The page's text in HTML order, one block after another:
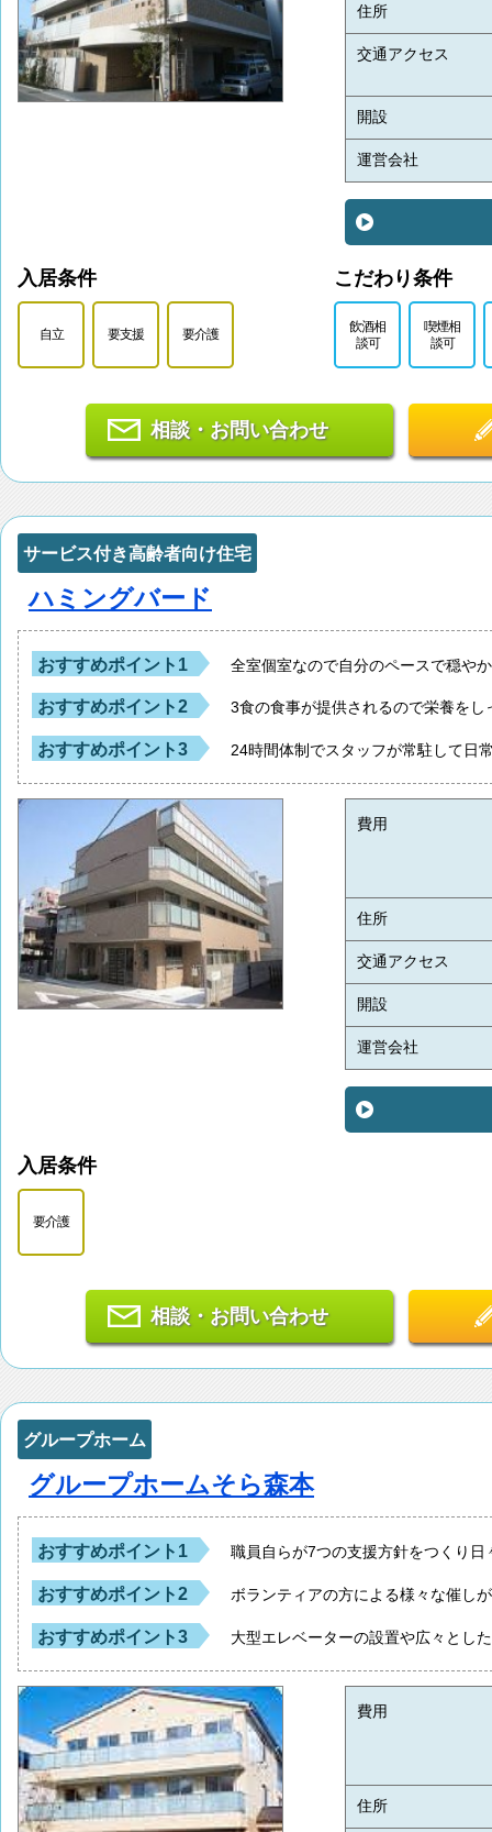
住所
交通アクセス
開設
運営会社
入居条件
自立 要支援 要介護
こだわり条件
飲酒相
談可
喫煙相
談可
相談・お問い合わせ
サービス付き高齢者向け住宅
ハミングバード
おすすめポイント1 全室個室なので自分のペースで穏や
おすすめポイント2 3食の食事が提供されるので栄養を
おすすめポイント3 24時間体制でスタッフが常駐して日
費用
住所
交通アクセス
開設
運営会社
入居条件
要介護
相談・お問い合わせ
グループホーム
グループホームそら森本
おすすめポイント1 職員自らが7つの支援方針をつくり
おすすめポイント2 ボランティアの方による様々な催し
おすすめポイント3 大型エレベーターの設置や広々とし
費用
住所